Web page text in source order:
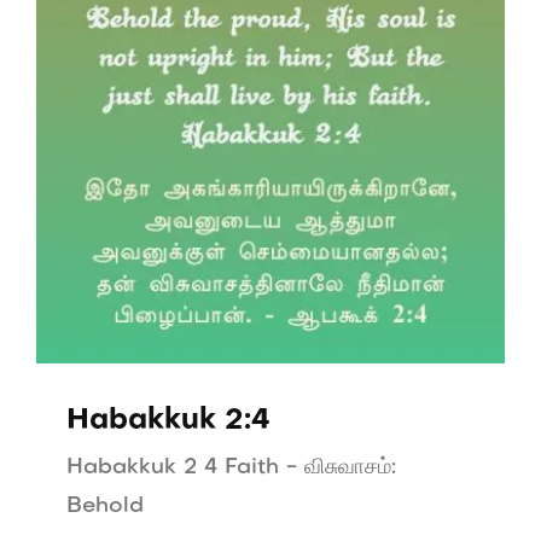
Habakkuk 2:4
Habakkuk 2 4 Faith - விசுவாசம்:
Behold